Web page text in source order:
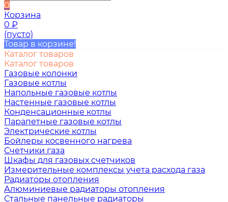
0
Корзина
0 ₽
(пусто)
Товар в корзине!
Каталог товаров
Каталог товаров
Газовые колонки
Газовые котлы
Напольные газовые котлы
Настенные газовые котлы
Конденсационные котлы
Парапетные газовые котлы
Электрические котлы
Бойлеры косвенного нагрева
Счетчики газа
Шкафы для газовых счетчиков
Измерительные комплексы учета расхода газа
Радиаторы отопления
Алюминиевые радиаторы отопления
Стальные панельные радиаторы